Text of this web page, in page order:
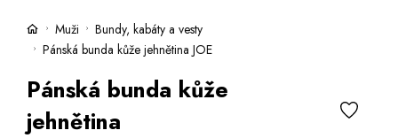
Muži
Bundy, kabáty a vesty
Pánská bunda kůže jehnětina JOE
Pánská bunda kůže
jehnětina